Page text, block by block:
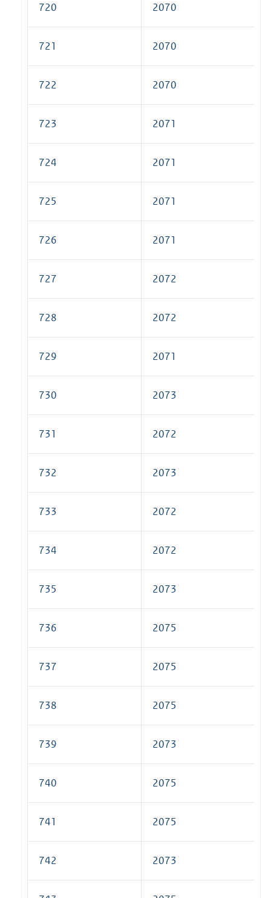
720 2070
721 2070
722 2070
723 2071
724 2071
725 2071
726 2071
727 2072
728 2072
729 2071
730 2073
731 2072
732 2073
733 2072
734 2072
735 2073
736 2075
737 2075
738 2075
739 2073
740 2075
741 2075
742 2073